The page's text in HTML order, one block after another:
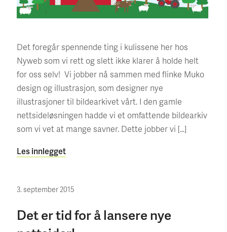
Det foregår spennende ting i kulissene her hos
Nyweb som vi rett og slett ikke klarer å holde helt
for oss selv! Vi jobber nå sammen med flinke Muko
design og illustrasjon, som designer nye
illustrasjoner til bildearkivet vårt. I den gamle
nettsideløsningen hadde vi et omfattende bildearkiv
som vi vet at mange savner. Dette jobber vi […]
Les innlegget
3. september 2015
Det er tid for å lansere nye